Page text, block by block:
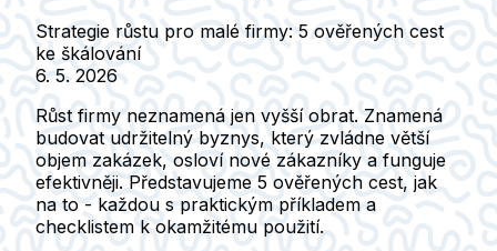
Strategie růstu pro malé firmy: 5 ověřených cest
ke škálování
6. 5. 2026
Růst firmy neznamená jen vyšší obrat. Znamená
budovat udržitelný byznys, který zvládne větší
objem zakázek, osloví nové zákazníky a funguje
efektivněji. Představujeme 5 ověřených cest, jak
na to - každou s praktickým příkladem a
checklistem k okamžitému použití.